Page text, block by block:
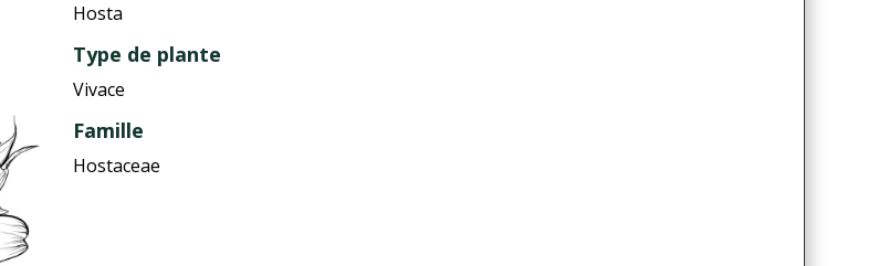
Hosta
Type de plante
Vivace
Famille
Hostaceae